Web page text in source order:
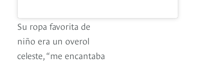
Su ropa favorita de
niño era un overol
celeste, “me encantaba